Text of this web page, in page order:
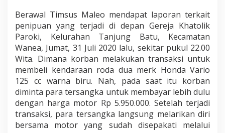
d
i
M
e
d
s
T
e
r
b
o
Berawal Timsus Maleo mendapat laporan terkait
penipuan yang terjadi di depan Gereja Khatolik
Paroki, Kelurahan Tanjung Batu, Kecamatan
Wanea, Jumat, 31 Juli 2020 lalu, sekitar pukul 22.00
Wita. Dimana korban melakukan transaksi untuk
membeli kendaraan roda dua merk Honda Vario
125 cc warna biru. Nah, pada saat itu korban
diminta para tersangka untuk membayar lebih dulu
dengan harga motor Rp 5.950.000. Setelah terjadi
transaksi, para tersangka langsung melarikan diri
bersama motor yang sudah disepakati melalui